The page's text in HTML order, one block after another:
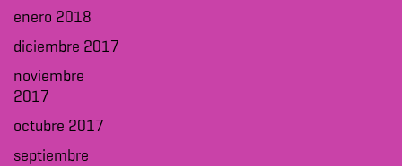
enero 2018
diciembre 2017
noviembre
2017
octubre 2017
septiembre